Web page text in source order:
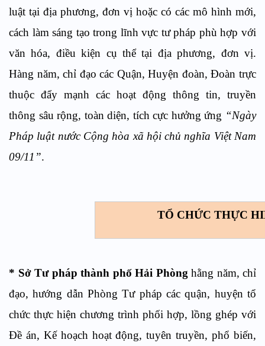
luật tại địa phương, đơn vị hoặc có các mô hình mới,
cách làm sáng tạo trong lĩnh vực tư pháp phù hợp với
văn hóa, điều kiện cụ thể tại địa phương, đơn vị.
Hàng năm, chỉ đạo các Quận, Huyện đoàn, Đoàn trực
thuộc đẩy mạnh các hoạt động thông tin, truyền
thông sâu rộng, toàn diện, tích cực hưởng ứng “Ngày
Pháp luật nước Cộng hòa xã hội chủ nghĩa Việt Nam
09/11”.
TỔ CHỨC THỰC
* Sở Tư pháp thành phố Hải Phòng hằng năm, chỉ
đạo, hướng dẫn Phòng Tư pháp các quận, huyện tổ
chức thực hiện chương trình phối hợp, lồng ghép với
Đề án, Kế hoạch hoạt động, tuyên truyền, phổ biến,